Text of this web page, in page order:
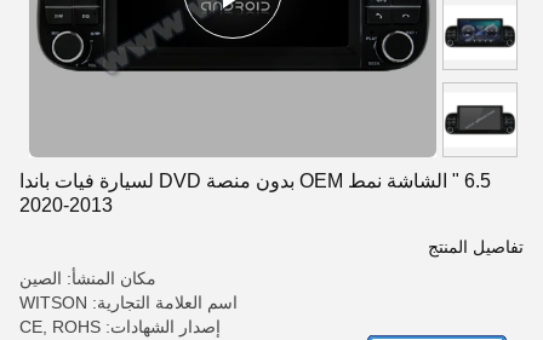
6.5 " الشاشة نمط OEM بدون منصة DVD لسيارة فيات باندا
2013-2020
تفاصيل المنتج
مكان المنشأ: الصين
اسم العلامة التجارية: WITSON
إصدار الشهادات: CE, ROHS